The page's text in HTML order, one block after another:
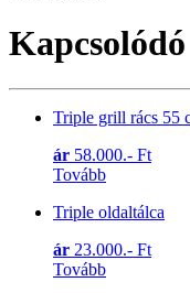
Triple grill rács 55
ár 58.000.- Ft
Tovább
Triple oldaltálca
ár 23.000.- Ft
Tovább